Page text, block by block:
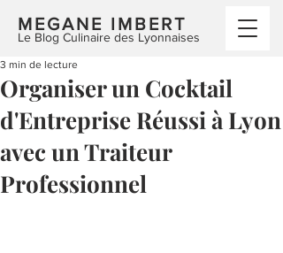
MEGANE IMBERT
Le Blog Culinaire des Lyonnaises
Organiser un Cocktail
d'Entreprise Réussi à Lyon
avec un Traiteur
Professionnel
3 min de lecture